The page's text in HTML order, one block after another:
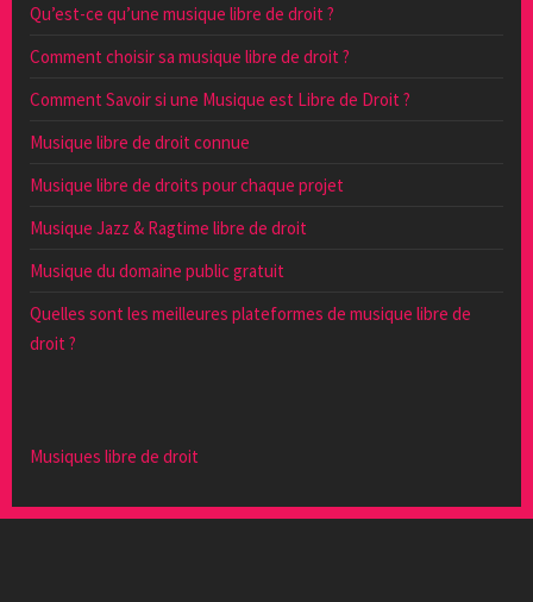
Qu’est-ce qu’une musique libre de droit ?
Comment choisir sa musique libre de droit ?
Comment Savoir si une Musique est Libre de Droit ?
Musique libre de droit connue
Musique libre de droits pour chaque projet
Musique Jazz & Ragtime libre de droit
Musique du domaine public gratuit
Quelles sont les meilleures plateformes de musique libre de
droit ?
Musiques libre de droit